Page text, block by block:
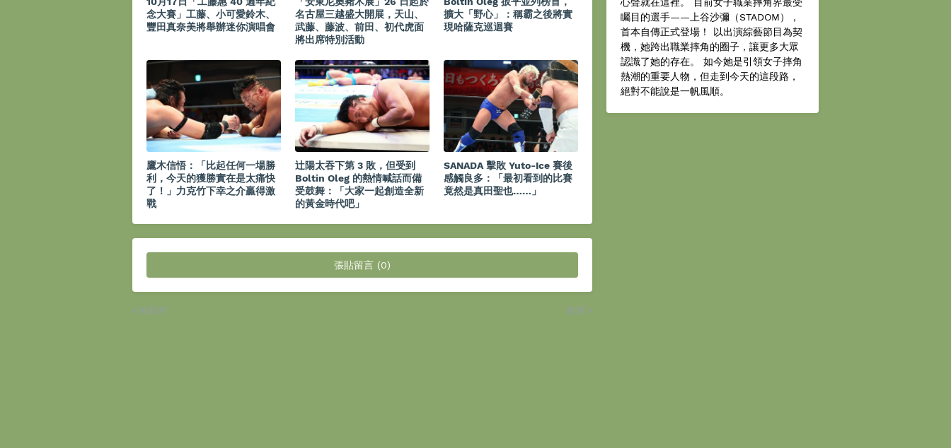
念大賽」工藤、小可愛鈴木、
豐田真奈美將舉辦迷你演唱會
名古屋三越盛大開展，天山、
武藤、藤波、前田、初代虎面
將出席特別活動
擴大「野心」：稱霸之後將實
現哈薩克巡迴賽
鷹木信悟：「比起任何一場勝
利，今天的獲勝實在是太痛快
了！」力克竹下幸之介贏得激
戰
辻陽太吞下第 3 敗，但受到
Boltin Oleg 的熱情喊話而備
受鼓舞：「大家一起創造全新
的黃金時代吧」
SANADA 擊敗 Yuto-Ice 賽後
感觸良多：「最初看到的比賽
竟然是真田聖也……」
張貼留言 (0)
較新的 較舊
矚目的選手——上谷沙彌（STADOM），
首本自傳正式登場！ 以出演綜藝節目為契
機，她跨出職業摔角的圈子，讓更多大眾
認識了她的存在。 如今她是引領女子摔角
熱潮的重要人物，但走到今天的這段路，
絕對不能說是一帆風順。